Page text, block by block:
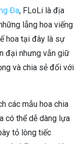
Đa, FLoLi là địa
lẵng hoa viếng
hoa tại đây là sự
đại nhưng vẫn giữ
và chia sẻ đối với
các mẫu hoa chia
có thể dễ dàng lựa
tỏ lòng tiếc